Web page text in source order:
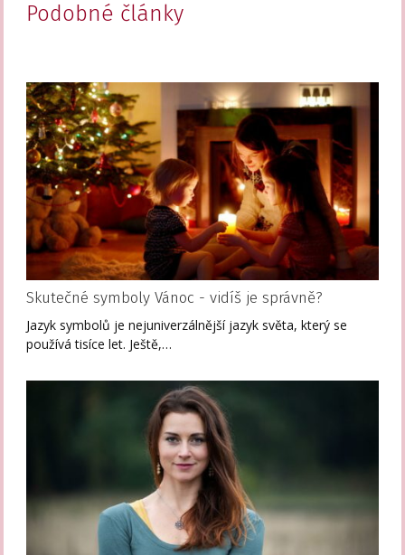
Podobné články
Skutečné symboly Vánoc - vidíš je správně?
Jazyk symbolů je nejuniverzálnější jazyk světa, který se
používá tisíce let. Ještě,…